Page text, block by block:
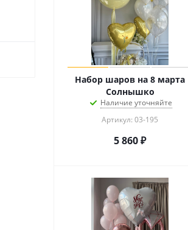
Набор шаров на 8 марта
Солнышко
Наличие уточняйте
Артикул: 03-195
5 860₽